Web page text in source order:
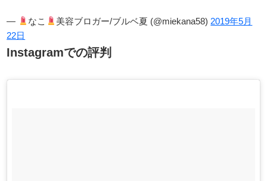
— なこ 美容ブロガー/ブルベ夏 (@miekana58) 2019年5月
22日
Instagramでの評判